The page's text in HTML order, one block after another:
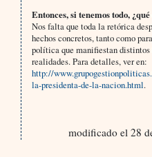
Entonces, si tenemos todo,
Nos falta que toda la retórica
hechos concretos, tanto como
política que manifiestan distintos
realidades. Para detalles, ver en:
http://
la-presidenta-de-la-nacion.html.
modificado el 28